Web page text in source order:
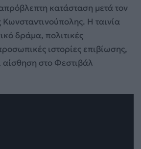
κατάσταση μετά τον
Κωνσταντινούπολης. Η ταινία
δράμα, πολιτικές
ιστορίες επιβίωσης,
αίσθηση στο Φεστιβάλ